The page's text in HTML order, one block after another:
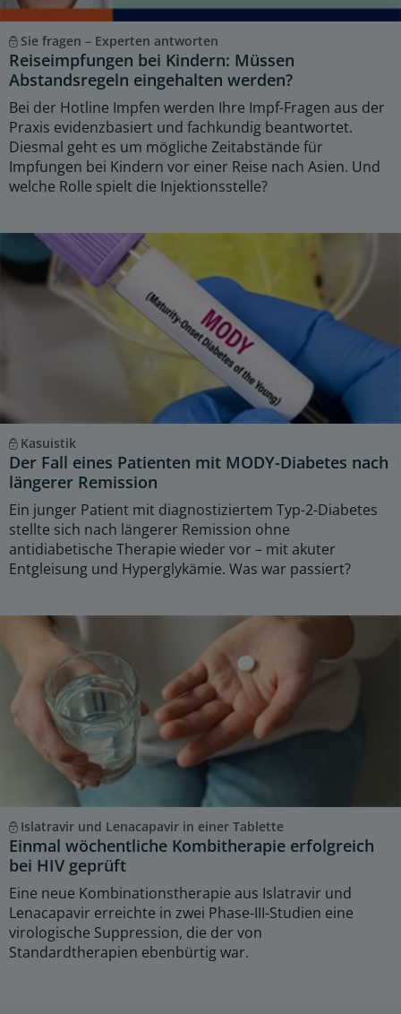
Sie fragen – Experten antworten
Reiseimpfungen bei Kindern: Müssen
Abstandsregeln eingehalten werden?
Bei der Hotline Impfen werden Ihre Impf-Fragen aus der
Praxis evidenzbasiert und fachkundig beantwortet.
Diesmal geht es um mögliche Zeitabstände für
Impfungen bei Kindern vor einer Reise nach Asien. Und
welche Rolle spielt die Injektionsstelle?
Kasuistik
Der Fall eines Patienten mit MODY-Diabetes nach
längerer Remission
Ein junger Patient mit diagnostiziertem Typ-2-Diabetes
stellte sich nach längerer Remission ohne
antidiabetische Therapie wieder vor – mit akuter
Entgleisung und Hyperglykämie. Was war passiert?
Islatravir und Lenacapavir in einer Tablette
Einmal wöchentliche Kombitherapie erfolgreich
bei HIV geprüft
Eine neue Kombinationstherapie aus Islatravir und
Lenacapavir erreichte in zwei Phase-III-Studien eine
virologische Suppression, die der von
Standardtherapien ebenbürtig war.